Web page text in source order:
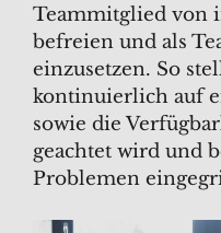
Teammitglied von
befreien und als
einzusetzen. So
kontinuierlich auf
sowie die
geachtet wird und
Problemen